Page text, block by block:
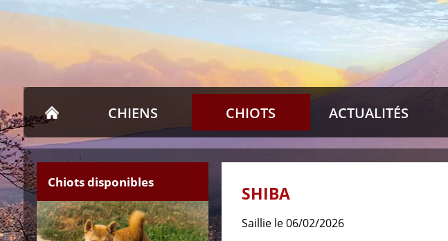
CHIENS CHIOTS ACTUALITÉS
Chiots disponibles
SHIBA
saillie le 06/02/2026